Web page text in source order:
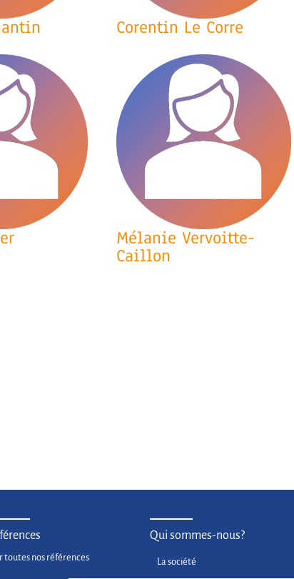
Corentin Le Corre
Mélanie Vervoitte-
Caillon
toutes nos références
Qui sommes-nous?
La société